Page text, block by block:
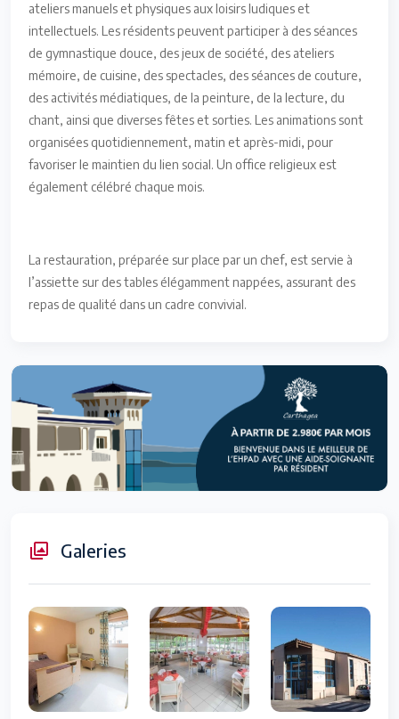
ateliers manuels et physiques aux loisirs ludiques et
intellectuels. Les résidents peuvent participer à des séances
de gymnastique douce, des jeux de société, des ateliers
mémoire, de cuisine, des spectacles, des séances de couture,
des activités médiatiques, de la peinture, de la lecture, du
chant, ainsi que diverses fêtes et sorties. Les animations sont
organisées quotidiennement, matin et après-midi, pour
favoriser le maintien du lien social. Un office religieux est
également célébré chaque mois.
La restauration, préparée sur place par un chef, est servie à
l’assiette sur des tables élégamment nappées, assurant des
repas de qualité dans un cadre convivial.
Galeries